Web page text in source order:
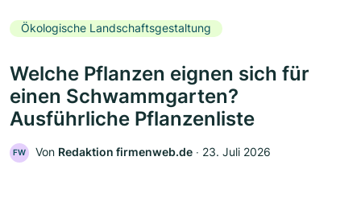
Ökologische Landschaftsgestaltung
Welche Pflanzen eignen sich für
einen Schwammgarten?
Ausführliche Pflanzenliste
FW Von Redaktion firmenweb.de ‧ 23. Juli 2026